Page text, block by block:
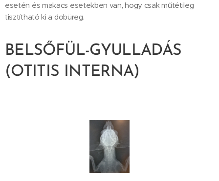
esetén és makacs esetekben van, hogy csak műtétileg
tisztítható ki a dobüreg.
BELSŐFÜL-GYULLADÁS
(OTITIS INTERNA)